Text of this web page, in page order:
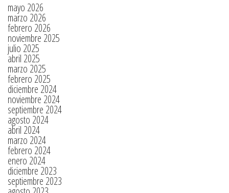
mayo 2026
marzo 2026
febrero 2026
noviembre 2025
julio 2025
abril 2025
marzo 2025
febrero 2025
diciembre 2024
noviembre 2024
septiembre 2024
agosto 2024
abril 2024
marzo 2024
febrero 2024
enero 2024
diciembre 2023
septiembre 2023